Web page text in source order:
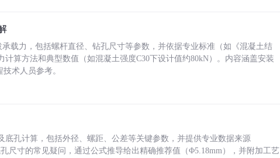
载力，包括螺杆直径、钻孔尺寸等参数，并依据专业标准（如《混凝土结
计算方法和典型数值（如混凝土强度C30下设计值约80kN）。内容涵盖安装
术人员参考。
底孔计算，包括外径、螺距、公差等关键参数，并提供专业数据来源
孔尺寸的常见疑问，通过公式推导给出精确推荐值（Φ5.18mm），并附加工艺